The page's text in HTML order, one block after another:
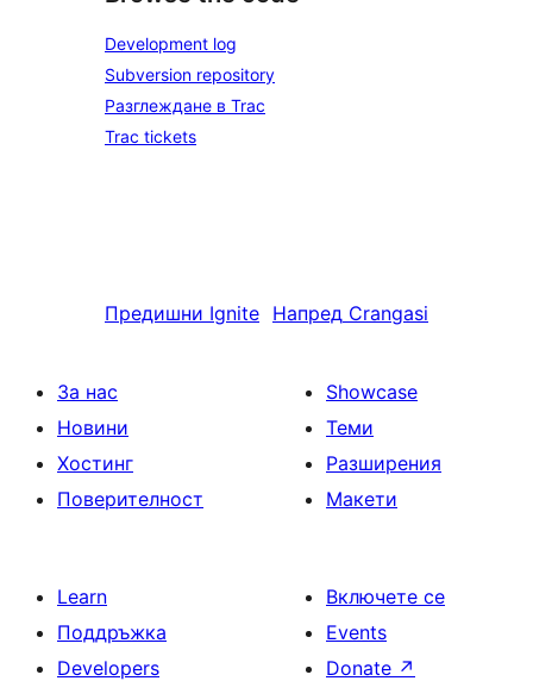
Development log
Subversion repository
Разглеждане в Trac
Trac tickets
Предишни Ignite Напред Crangasi
За нас
Новини
Хостинг
Поверителност
Showcase
Теми
Разширения
Макети
Learn
Поддръжка
Developers
Включете се
Events
Donate ↗